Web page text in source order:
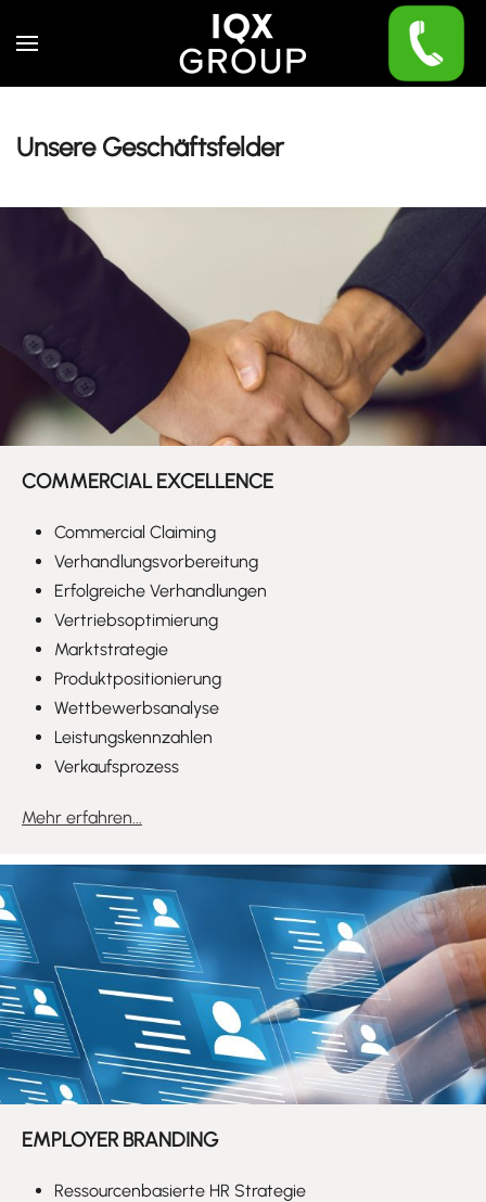
Skip to main content
Unsere Geschäftsfelder
COMMERCIAL EXCELLENCE
Commercial Claiming
Verhandlungsvorbereitung
Erfolgreiche Verhandlungen
Vertriebsoptimierung
Marktstrategie
Produktpositionierung
Wettbewerbsanalyse
Leistungskennzahlen
Verkaufsprozess
Mehr erfahren...
EMPLOYER BRANDING
Ressourcenbasierte HR Strategie